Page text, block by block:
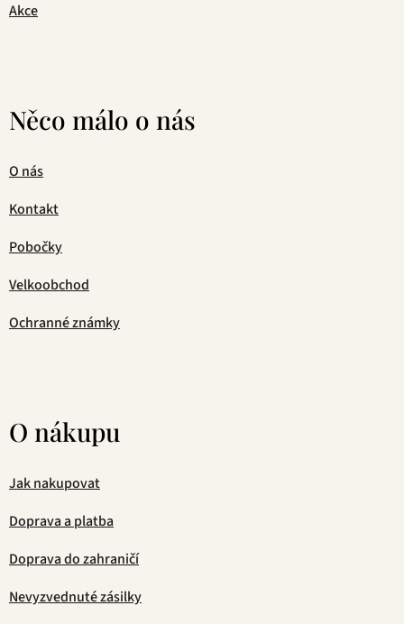
Akce
Něco málo o nás
O nás
Kontakt
Pobočky
Velkoobchod
Ochranné známky
O nákupu
Jak nakupovat
Doprava a platba
Doprava do zahraničí
Nevyzvednuté zásilky